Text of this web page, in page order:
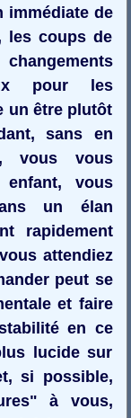
immédiate de
les coups de
pour les
un être plutôt
sans en
vous vous
vous
un élan
rapidement
attendiez
peut se
et faire
en ce
lucide sur
si possible,
à vous,